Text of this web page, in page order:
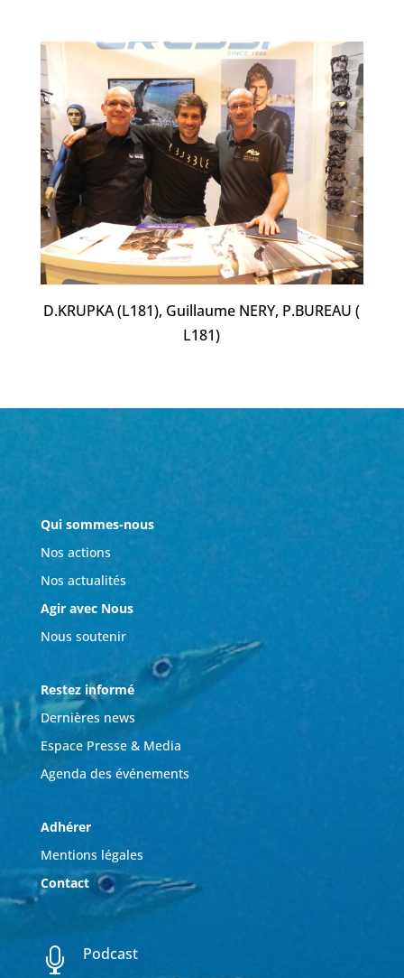
D.KRUPKA (L181), Guillaume NERY, P.BUREAU (
L181)
Qui sommes-nous
Nos actions
Nos actualités
Agir avec Nous
Nous soutenir
Restez informé
Dernières news
Espace Presse & Media
Agenda des événements
Adhérer
Mentions légales
Contact
 Podcast